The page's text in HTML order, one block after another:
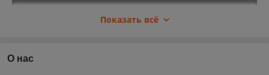
Просмотреть товары
Показать всё
О нас